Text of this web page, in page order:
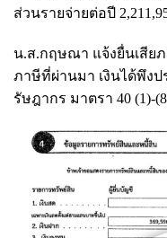
ส่วนรายจ่ายต่อปี
น.ส.กฤษณา แจ้งยื่นเสีย
ภาษีที่ผ่านมา เงินได้พึง
รัษฎากร มาตรา 40 (1)-